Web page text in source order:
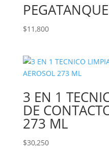
$11,800
3 EN 1
DE
273 ML
$30,250